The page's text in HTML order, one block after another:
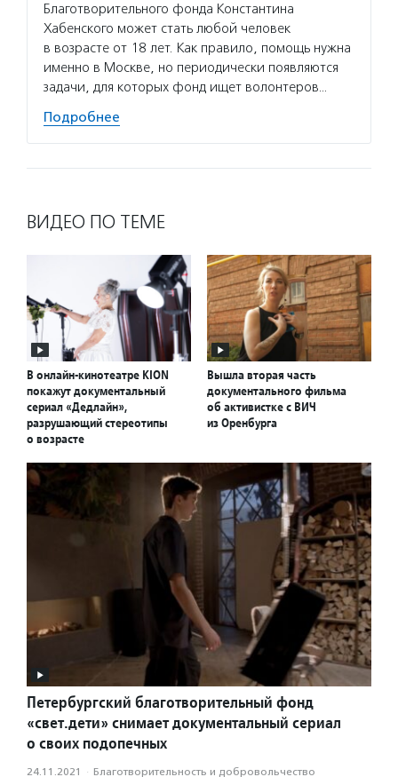
Благотворительного фонда Константина
Хабенского может стать любой человек
в возрасте от 18 лет. Как правило, помощь нужна
именно в Москве, но периодически появляются
задачи, для которых фонд ищет волонтеров…
Подробнее
ВИДЕО ПО ТЕМЕ
В онлайн-кинотеатре KION
покажут документальный
сериал «Дедлайн»,
разрушающий стереотипы
о возрасте
Вышла вторая часть
документального фильма
об активистке с ВИЧ
из Оренбурга
Петербургский благотворительный фонд
«свет.дети» снимает документальный сериал
о своих подопечных
24.11.2021 · Благотвори­тель­ность и доброволь­чест­во